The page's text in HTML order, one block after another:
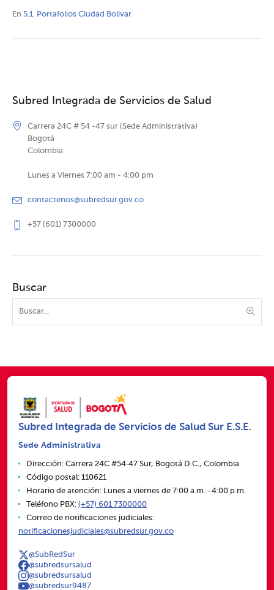
En 5.1. Portafolios Ciudad Bolivar
Subred Integrada de Servicios de Salud
Carrera 24C # 54 -47 sur (Sede Administrativa)
Bogotá
Colombia
Lunes a Viernes 7:00 am - 4:00 pm
contactenos@subredsur.gov.co
+57 (601) 7300000
Buscar
Subred Integrada de Servicios de Salud Sur E.S.E.
Sede Administrativa
Dirección: Carrera 24C #54‑47 Sur, Bogotá D.C., Colombia
Código postal: 110621
Horario de atención: Lunes a viernes de 7:00 a.m. ‑ 4:00 p.m.
Teléfono PBX: (+57) 601 7300000
Correo de notificaciones judiciales:
notificacionesjudiciales@subredsur.gov.co
@SubRedSur
@subredsursalud
@subredsursalud
@subredsur9487